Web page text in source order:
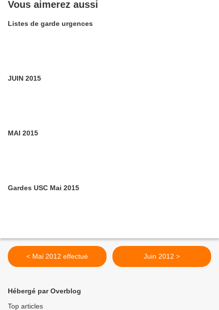
Vous aimerez aussi
Listes de garde urgences
JUIN 2015
MAI 2015
Gardes USC Mai 2015
< Mai 2012 effectué Juin 2012 >
Hébergé par Overblog
Top articles